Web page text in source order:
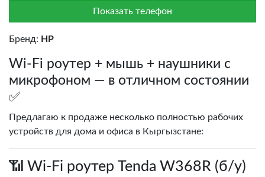
Показать телефон
Бренд: HP
Wi‑Fi роутер + мышь + наушники с
микрофоном — в отличном состоянии
✅
Предлагаю к продаже несколько полностью рабочих
устройств для дома и офиса в Кыргызстане:
📶 Wi‑Fi роутер Tenda W368R (б/у)